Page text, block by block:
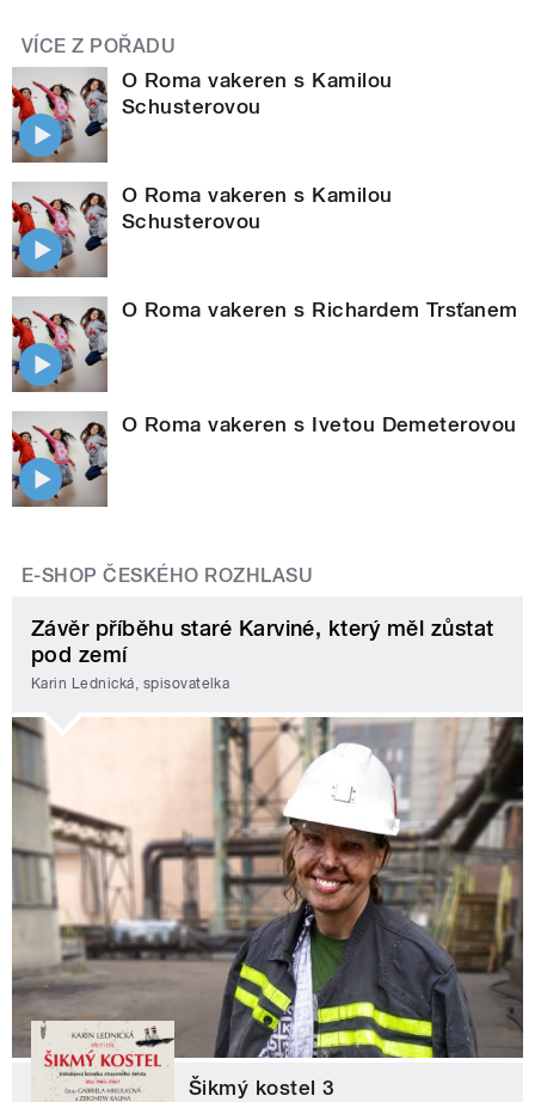
VÍCE Z POŘADU
O Roma vakeren s Kamilou
Schusterovou
O Roma vakeren s Kamilou
Schusterovou
O Roma vakeren s Richardem Trsťanem
O Roma vakeren s Ivetou Demeterovou
E-SHOP ČESKÉHO ROZHLASU
Závěr příběhu staré Karviné, který měl zůstat
pod zemí
Karin Lednická, spisovatelka
Šikmý kostel 3